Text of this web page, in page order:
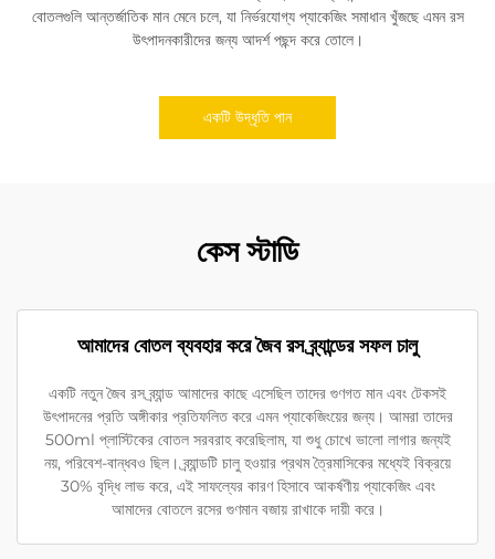
বোতলগুলি আন্তর্জাতিক মান মেনে চলে, যা নির্ভরযোগ্য প্যাকেজিং সমাধান খুঁজছে এমন রস
উৎপাদনকারীদের জন্য আদর্শ পছন্দ করে তোলে।
একটি উদ্ধৃতি পান
কেস স্টাডি
আমাদের বোতল ব্যবহার করে জৈব রস ব্র্যান্ডের সফল চালু
একটি নতুন জৈব রস ব্র্যান্ড আমাদের কাছে এসেছিল তাদের গুণগত মান এবং টেকসই
উৎপাদনের প্রতি অঙ্গীকার প্রতিফলিত করে এমন প্যাকেজিংয়ের জন্য। আমরা তাদের
500ml প্লাস্টিকের বোতল সরবরাহ করেছিলাম, যা শুধু চোখে ভালো লাগার জন্যই
নয়, পরিবেশ-বান্ধবও ছিল। ব্র্যান্ডটি চালু হওয়ার প্রথম ত্রৈমাসিকের মধ্যেই বিক্রয়ে
30% বৃদ্ধি লাভ করে, এই সাফল্যের কারণ হিসাবে আকর্ষণীয় প্যাকেজিং এবং
আমাদের বোতলে রসের গুণমান বজায় রাখাকে দায়ী করে।